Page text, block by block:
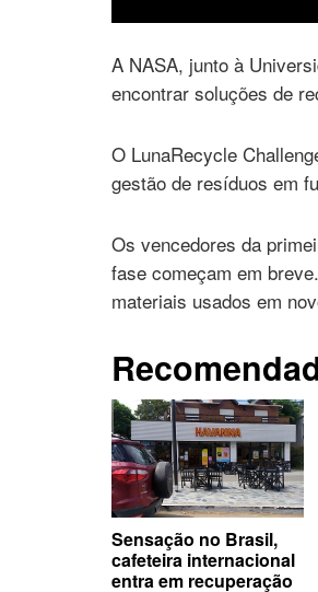
A NASA, junto à
encontrar soluções de
O LunaRecycle
gestão de resíduos em
Os vencedores da
fase começam em
materiais usados em
Sensação no Brasil,
cafeteira internacional
entra em recuperação